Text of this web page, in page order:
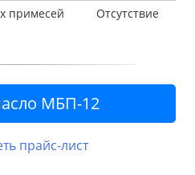
примесей
Отсутствие
прайс-лист